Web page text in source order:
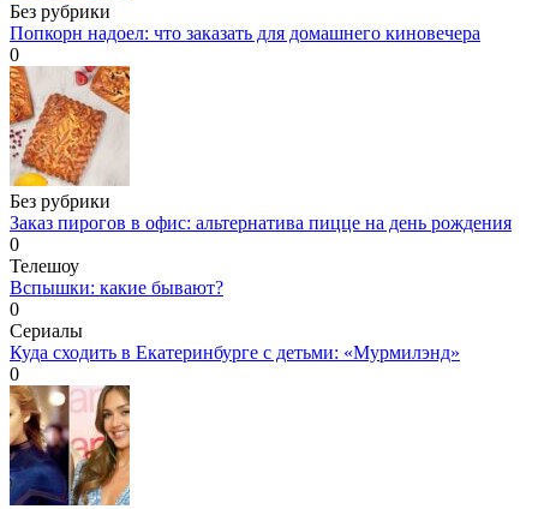
Без рубрики
Попкорн надоел: что заказать для домашнего киновечера
0
Без рубрики
Заказ пирогов в офис: альтернатива пицце на день рождения
0
Телешоу
Вспышки: какие бывают?
0
Сериалы
Куда сходить в Екатеринбурге с детьми: «Мурмилэнд»
0